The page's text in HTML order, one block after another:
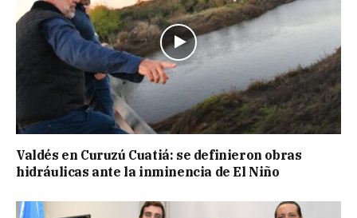
Valdés en Curuzú Cuatiá: se definieron obras
hidráulicas ante la inminencia de El Niño